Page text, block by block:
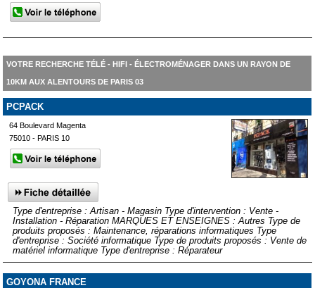
VOTRE RECHERCHE TÉLÉ - HIFI - ÉLECTROMÉNAGER DANS UN RAYON DE
10KM AUX ALENTOURS DE PARIS 03
PCPACK
64 Boulevard Magenta
75010 - PARIS 10
Type d'entreprise : Artisan - Magasin Type d'intervention : Vente -
Installation - Réparation MARQUES ET ENSEIGNES : Autres Type de
produits proposés : Maintenance, réparations informatiques Type
d'entreprise : Société informatique Type de produits proposés : Vente de
matériel informatique Type d'entreprise : Réparateur
GOYONA FRANCE